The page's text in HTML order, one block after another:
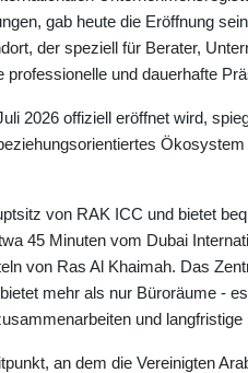
gab heute die Eröffnung
der speziell für Berater,
professionelle und dauerhafte
2026 offiziell eröffnet wird,
von RAK ICC und bietet
45 Minuten vom Dubai
von Ras Al Khaimah. Das
mehr als nur Büroräume -
und
an dem die Vereinigten